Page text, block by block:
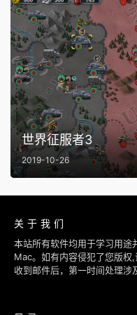
世界征服者3
2019-10-26
关于我们
本站所有软件均用于学习用途
Mac。如有内容侵犯了您版
收到邮件后，第一时间处理涉